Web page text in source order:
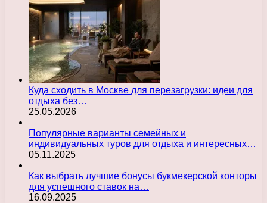
Куда сходить в Москве для перезагрузки: идеи для
отдыха без…
25.05.2026
Популярные варианты семейных и
индивидуальных туров для отдыха и интересных…
05.11.2025
Как выбрать лучшие бонусы букмекерской конторы
для успешного ставок на…
16.09.2025